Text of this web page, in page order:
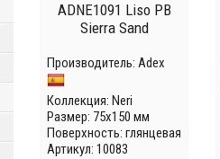
ADNE1091 Liso PB
Sierra Sand
Производитель: Adex
Коллекция: Neri
Размер: 75x150 мм
Поверхность: глянцевая
Артикул: 10083